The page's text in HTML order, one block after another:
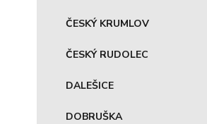
ČESKÝ KRUMLOV
ČESKÝ RUDOLEC
DALEŠICE
DOBRUŠKA